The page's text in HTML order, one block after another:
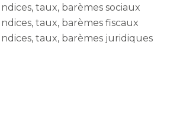
taux, barèmes sociaux
taux, barèmes fiscaux
taux, barèmes juridiques